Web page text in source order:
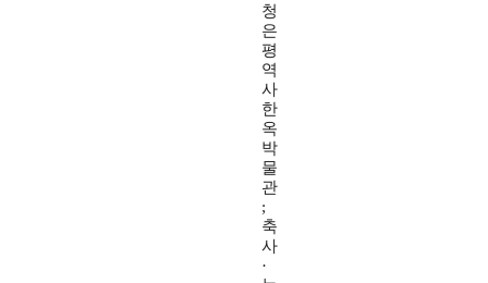
청
은
평
역
사
한
옥
박
물
관
;
축
사
·